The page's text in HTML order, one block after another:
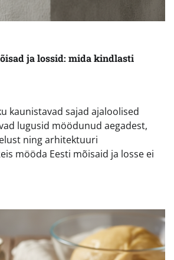
ja lossid: mida kindlasti
kaunistavad sajad ajaloolised
lugusid möödunud aegadest,
ning arhitektuuri
mööda Eesti mõisaid ja losse ei